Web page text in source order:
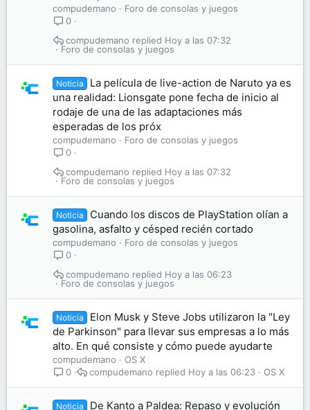
compudemano
Foro de consolas y juegos
0
Foro de consolas y juegos
Hoy a las 07:32
compudemano
Noticia
La película de live-action de Naruto ya es
una realidad: Lionsgate pone fecha de inicio al
rodaje de una de las adaptaciones más
esperadas de los próx
compudemano
Foro de consolas y juegos
0
Foro de consolas y juegos
Hoy a las 07:32
compudemano
Noticia
Cuando los discos de PlayStation olían a
gasolina, asfalto y césped recién cortado
compudemano
Foro de consolas y juegos
0
Foro de consolas y juegos
Hoy a las 06:23
compudemano
Noticia
Elon Musk y Steve Jobs utilizaron la "Ley
de Parkinson" para llevar sus empresas a lo más
alto. En qué consiste y cómo puede ayudarte
compudemano
OS X
0
OS X
Hoy a las 06:23
compudemano
Noticia De Kanto a Paldea: Repaso y evolución